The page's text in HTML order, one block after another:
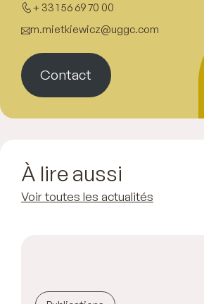
+ 33 1 56 69 70 00
m.mietkiewicz@uggc.com
Contact
À lire aussi
Voir toutes les actualités